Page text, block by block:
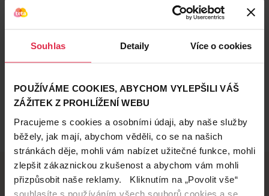
Souhlas Detaily Více o cookies
POUŽÍVÁME COOKIES, ABYCHOM VYLEPŠILI VÁŠ
ZÁŽITEK Z PROHLÍŽENÍ WEBU
Pracujeme s cookies a osobními údaji, aby naše služby
běžely, jak mají, abychom věděli, co se na našich
stránkách děje, mohli vám nabízet užitečné funkce, mohli
zlepšit zákaznickou zkušenost a abychom vám mohli
přizpůsobit naše reklamy. Kliknutím na „Povolit vše“
souhlasíte s používáním všech souborů cookies a se